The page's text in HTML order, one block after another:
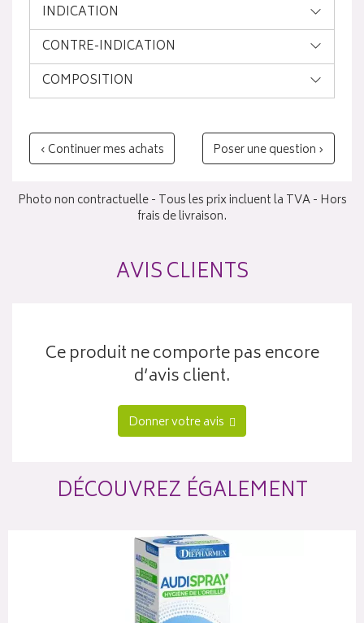
INDICATION
CONTRE-INDICATION
COMPOSITION
‹ Continuer mes achats Poser une question ›
Photo non contractuelle - Tous les prix incluent la TVA - Hors
frais de livraison.
AVIS CLIENTS
Ce produit ne comporte pas encore
d’avis client.
Donner votre avis
DÉCOUVREZ ÉGALEMENT